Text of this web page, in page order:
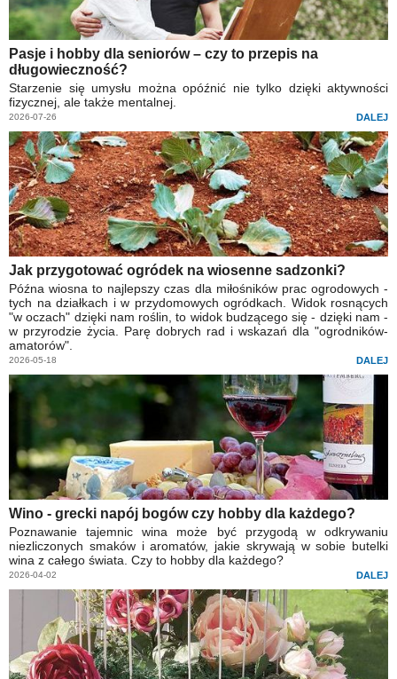
Pasje i hobby dla seniorów – czy to przepis na
długowieczność?
Starzenie się umysłu można opóźnić nie tylko dzięki aktywności
fizycznej, ale także mentalnej.
2026-07-26 DALEJ
Jak przygotować ogródek na wiosenne sadzonki?
Późna wiosna to najlepszy czas dla miłośników prac ogrodowych -
tych na działkach i w przydomowych ogródkach. Widok rosnących
"w oczach" dzięki nam roślin, to widok budzącego się - dzięki nam -
w przyrodzie życia. Parę dobrych rad i wskazań dla "ogrodników-
amatorów".
2026-05-18 DALEJ
Wino - grecki napój bogów czy hobby dla każdego?
Poznawanie tajemnic wina może być przygodą w odkrywaniu
niezliczonych smaków i aromatów, jakie skrywają w sobie butelki
wina z całego świata. Czy to hobby dla każdego?
2026-04-02 DALEJ